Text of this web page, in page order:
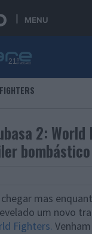
MENU
2:
bombástico
mas
um novo
Fighters.